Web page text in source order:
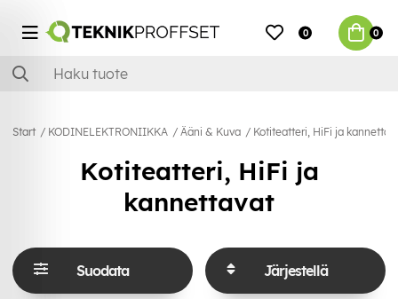
0 0
Start KODINELEKTRONIIKKA Ääni & Kuva Kotiteatteri, HiFi ja
Kotiteatteri, HiFi ja
kannettavat
Suodata Järjestellä